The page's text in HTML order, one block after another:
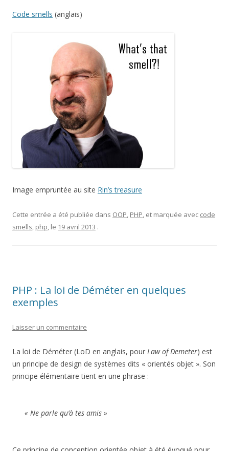
Code smells (anglais)
Image empruntée au site Rin’s treasure
Cette entrée a été publiée dans OOP, PHP, et marquée avec code
smells, php, le 19 avril 2013 .
PHP : La loi de Déméter en quelques
exemples
Laisser un commentaire
La loi de Déméter (LoD en anglais, pour Law of Demeter) est
un principe de design de systèmes dits « orientés objet ». Son
principe élémentaire tient en une phrase :
« Ne parle qu’à tes amis »